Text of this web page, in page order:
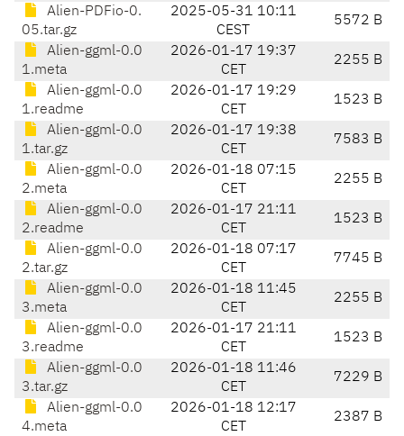
Alien-PDFio-0.
05.tar.gz
2025-05-31 10:11
CEST
5572 B
Alien-ggml-0.0
1.meta
2026-01-17 19:37
CET
2255 B
Alien-ggml-0.0
1.readme
2026-01-17 19:29
CET
1523 B
Alien-ggml-0.0
1.tar.gz
2026-01-17 19:38
CET
7583 B
Alien-ggml-0.0
2.meta
2026-01-18 07:15
CET
2255 B
Alien-ggml-0.0
2.readme
2026-01-17 21:11
CET
1523 B
Alien-ggml-0.0
2.tar.gz
2026-01-18 07:17
CET
7745 B
Alien-ggml-0.0
3.meta
2026-01-18 11:45
CET
2255 B
Alien-ggml-0.0
3.readme
2026-01-17 21:11
CET
1523 B
Alien-ggml-0.0
3.tar.gz
2026-01-18 11:46
CET
7229 B
Alien-ggml-0.0
4.meta
2026-01-18 12:17
CET
2387 B